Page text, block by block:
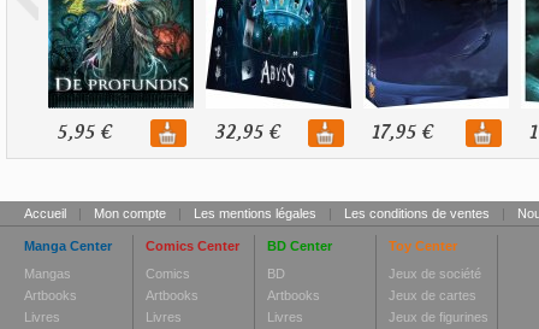
5,95 € 32,95 € 17,95 €
Accueil | Mon compte | Les mentions légales | Les conditions de ventes |
Manga Center
Mangas
Artbooks
Livres
Comics Center
Comics
Artbooks
Livres
BD Center
BD
Artbooks
Livres
Toy Center
Jeux de société
Jeux de cartes
Jeux de figurines